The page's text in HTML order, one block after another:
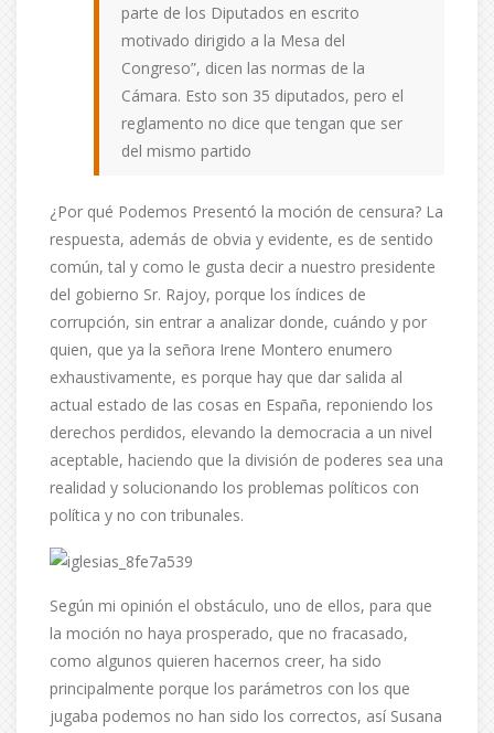
parte de los Diputados en escrito
motivado dirigido a la Mesa del
Congreso”, dicen las normas de la
Cámara. Esto son 35 diputados, pero el
reglamento no dice que tengan que ser
del mismo partido
¿Por qué Podemos Presentó la moción de censura? La
respuesta, además de obvia y evidente, es de sentido
común, tal y como le gusta decir a nuestro presidente
del gobierno Sr. Rajoy, porque los índices de
corrupción, sin entrar a analizar donde, cuándo y por
quien, que ya la señora Irene Montero enumero
exhaustivamente, es porque hay que dar salida al
actual estado de las cosas en España, reponiendo los
derechos perdidos, elevando la democracia a un nivel
aceptable, haciendo que la división de poderes sea una
realidad y solucionando los problemas políticos con
política y no con tribunales.
Según mi opinión el obstáculo, uno de ellos, para que
la moción no haya prosperado, que no fracasado,
como algunos quieren hacernos creer, ha sido
principalmente porque los parámetros con los que
jugaba podemos no han sido los correctos, así Susana